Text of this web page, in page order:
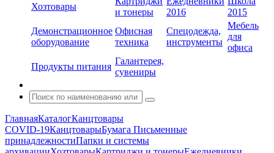
Хозтовары
и тонеры
2016
2015
Демонстрационное
оборудование
Офисная
техника
Спецодежда,
инструменты
Мебель
для
офиса
Продукты питания
Галантерея,
сувениры
ГлавнаяКаталогКанцтовары
COVID-19КанцтоварыБумага Письменные
принадлежностиПапки и системы